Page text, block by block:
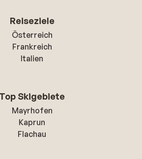
Reiseziele
Österreich
Frankreich
Italien
Top Skigebiete
Mayrhofen
Kaprun
Flachau